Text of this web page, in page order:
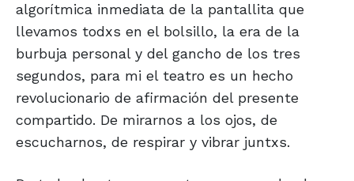
algorítmica inmediata de la pantallita que
llevamos todxs en el bolsillo, la era de la
burbuja personal y del gancho de los tres
segundos, para mi el teatro es un hecho
revolucionario de afirmación del presente
compartido. De mirarnos a los ojos, de
escucharnos, de respirar y vibrar juntxs.